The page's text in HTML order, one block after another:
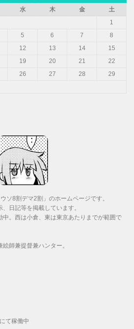
水 木 金
土
1
5 6 7
8
12 13 14
15
19 20 21
22
26 27 28
29
ソ8割デマ2割」のホームページです。
日記等を掲載しています。
中。西は小倉、東は東京あたりまでが範囲で
師兼提督兼ハンター。
て稼働中